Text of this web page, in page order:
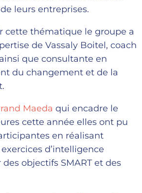
leurs entreprises.
cette thématique le groupe a
de Vassaly Boitel, coach
que consultante en
du changement et de la
Maeda qui encadre le
cette année elles ont pu
en réalisant
d’intelligence
objectifs SMART et des